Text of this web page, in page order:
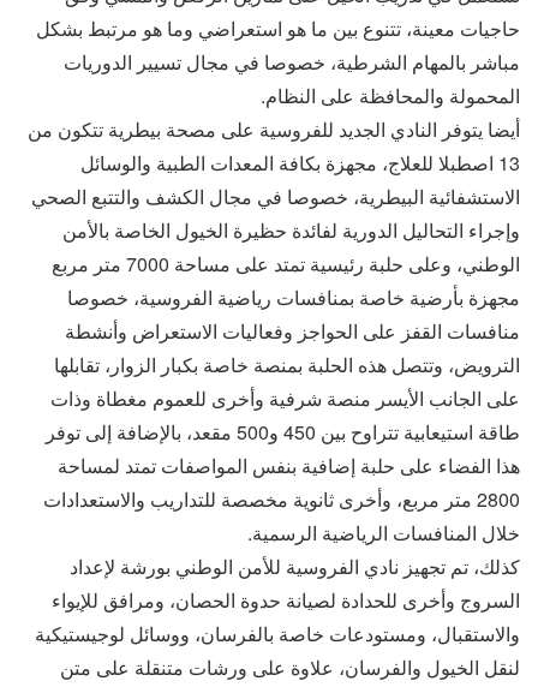
حاجيات معينة، تتنوع بين ما هو استعراضي وما هو مرتبط بشكل
مباشر بالمهام الشرطية، خصوصا في مجال تسيير الدوريات
المحمولة والمحافظة على النظام.
أيضا يتوفر النادي الجديد للفروسية على مصحة بيطرية تتكون من
13 اصطبلا للعلاج، مجهزة بكافة المعدات الطبية والوسائل
الاستشفائية البيطرية، خصوصا في مجال الكشف والتتبع الصحي
وإجراء التحاليل الدورية لفائدة حظيرة الخيول الخاصة بالأمن
الوطني، وعلى حلبة رئيسية تمتد على مساحة 7000 متر مربع
مجهزة بأرضية خاصة بمنافسات رياضية الفروسية، خصوصا
منافسات القفز على الحواجز وفعاليات الاستعراض وأنشطة
الترويض، وتتصل هذه الحلبة بمنصة خاصة بكبار الزوار، تقابلها
على الجانب الأيسر منصة شرفية وأخرى للعموم مغطاة وذات
طاقة استيعابية تتراوح بين 450 و500 مقعد، بالإضافة إلى توفر
هذا الفضاء على حلبة إضافية بنفس المواصفات تمتد لمساحة
2800 متر مربع، وأخرى ثانوية مخصصة للتداريب والاستعدادات
خلال المنافسات الرياضية الرسمية.
كذلك، تم تجهيز نادي الفروسية للأمن الوطني بورشة لإعداد
السروج وأخرى للحدادة لصيانة حدوة الحصان، ومرافق للإيواء
والاستقبال، ومستودعات خاصة بالفرسان، ووسائل لوجيستيكية
لنقل الخيول والفرسان، علاوة على ورشات متنقلة على متن